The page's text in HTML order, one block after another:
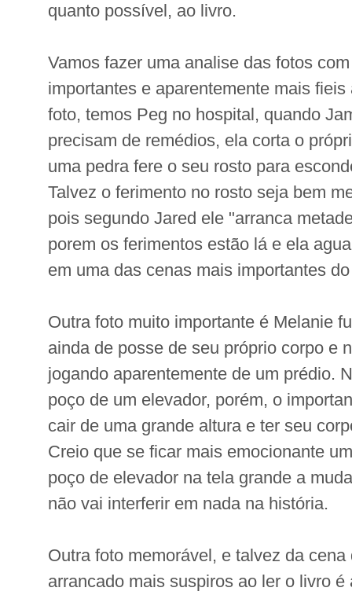
quanto possível, ao livro.
Vamos fazer uma analise das fotos
importantes e aparentemente mais
foto, temos Peg no hospital, quando
precisam de remédios, ela corta o
uma pedra fere o seu rosto para
Talvez o ferimento no rosto seja bem
pois segundo Jared ele "arranca
porem os ferimentos estão lá e ela
em uma das cenas mais importantes
Outra foto muito importante é Melanie
ainda de posse de seu próprio corpo e
jogando aparentemente de um prédio.
poço de um elevador, porém, o
cair de uma grande altura e ter seu
Creio que se ficar mais emocionante
poço de elevador na tela grande a
não vai interferir em nada na história.
Outra foto memorável, e talvez da cena
arrancado mais suspiros ao ler o livro